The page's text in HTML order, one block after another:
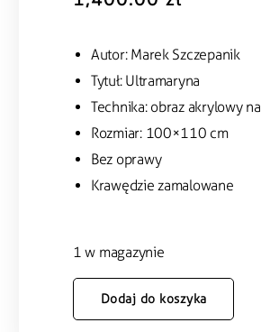
Autor: Marek Szczepanik
Tytuł: Ultramaryna
Technika: obraz akrylowy
Rozmiar: 100×110 cm
Bez oprawy
Krawędzie zamalowane
1 w magazynie
Dodaj do koszyka